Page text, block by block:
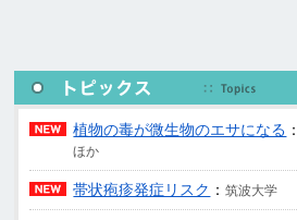
植物の毒が微生物のエサになる
ほか
帯状疱疹発症リスク ：筑波大学